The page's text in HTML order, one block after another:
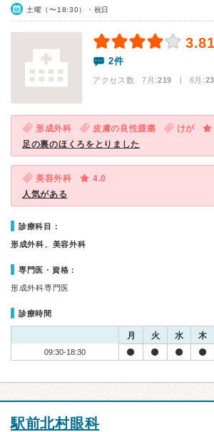
土曜（〜18:30）・祝日
3.81
2件
アクセス数 7月:219 | 6月:
形成外科 皮膚の良性腫瘍 けが
足の裏のほくろをとりました
美容外科
4.0
人気がある
診療科目：
形成外科、美容外科
専門医・資格：
形成外科専門医
診療時間
月 火 水 木
09:30-18:30
駅前北村眼科